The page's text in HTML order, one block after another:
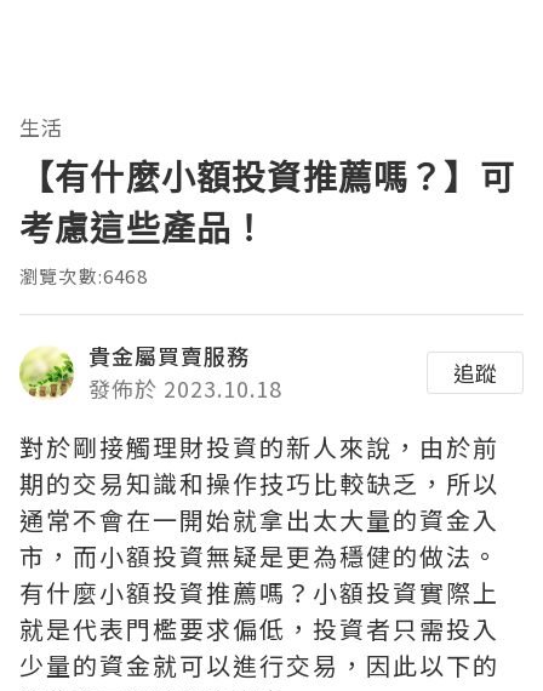
生活
【有什麼小額投資推薦嗎？】可
考慮這些產品！
瀏覽次數:6468
貴金屬買賣服務
發佈於 2023.10.18
追蹤
對於剛接觸理財投資的新人來說，由於前
期的交易知識和操作技巧比較缺乏，所以
通常不會在一開始就拿出太大量的資金入
市，而小額投資無疑是更為穩健的做法。
有什麼小額投資推薦嗎？小額投資實際上
就是代表門檻要求偏低，投資者只需投入
少量的資金就可以進行交易，因此以下的